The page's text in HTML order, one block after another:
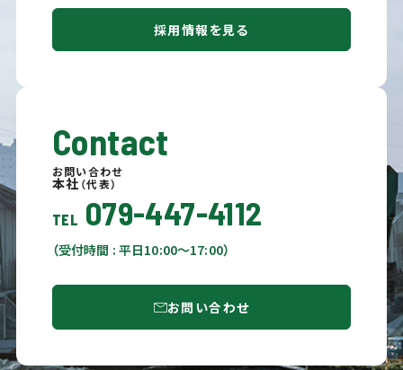
採用情報を見る
Contact
お問い合わせ
本社 （代表）
TEL 079-447-4112
（受付時間 : 平日10:00〜17:00）
お問い合わせ